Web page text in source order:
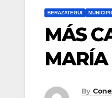
BERAZATEGUI
MÁS
MARÍA
By